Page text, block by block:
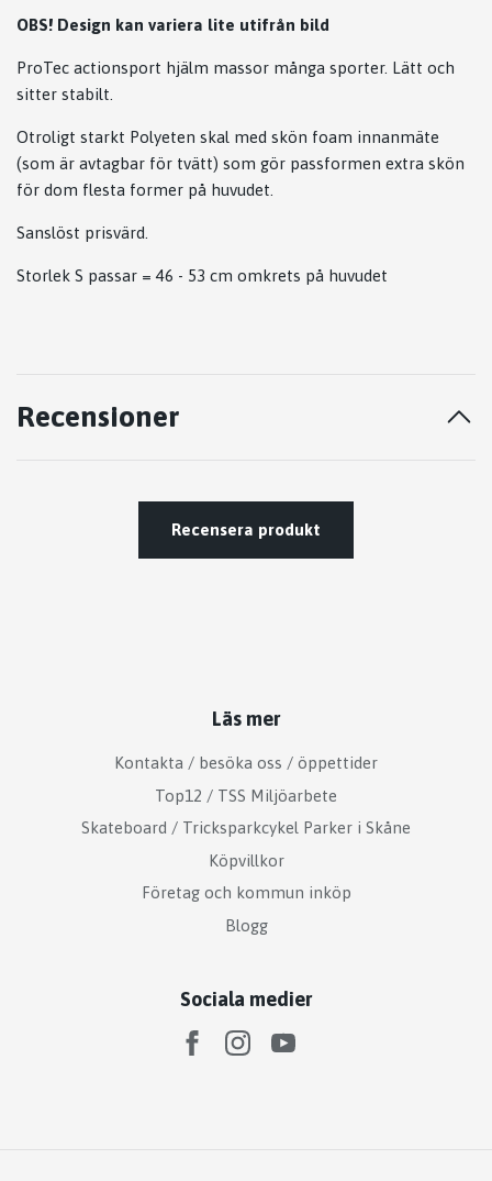
OBS! Design kan variera lite utifrån bild
ProTec actionsport hjälm massor många sporter. Lätt och
sitter stabilt.
Otroligt starkt Polyeten skal med skön foam innanmäte
(som är avtagbar för tvätt) som gör passformen extra skön
för dom flesta former på huvudet.
Sanslöst prisvärd.
Storlek S passar = 46 - 53 cm omkrets på huvudet
Recensioner
Recensera produkt
Läs mer
Kontakta / besöka oss / öppettider
Top12 / TSS Miljöarbete
Skateboard / Tricksparkcykel Parker i Skåne
Köpvillkor
Företag och kommun inköp
Blogg
Sociala medier